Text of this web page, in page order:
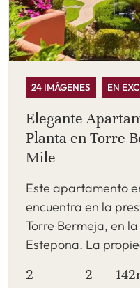
24 IMÁGENES EN
Elegante
Planta en Torre
Mile
Este apartamento
encuentra en la
Torre Bermeja, en
Estepona. La
2 2